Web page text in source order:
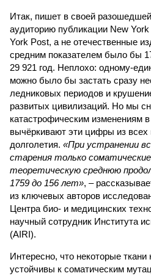
Итак, пишет в своей
аудиторию публикации New
York Post, а не отечественные
средним показателем было бы
29 921 год. Неплохо: одному-
можно было бы застать сразу
ледниковых периодов и
развитых цивилизаций. Но мы
катастрофическим изменениям
вычёркивают эти цифры из
долголетия. «При устранении
старения только
теоретическую среднюю
1759 до 156 лет», –
из ключевых авторов
Центра био- и медицинских
научный сотрудник Института
(AIRI).
Интересно, что некоторые
устойчивы к соматическим